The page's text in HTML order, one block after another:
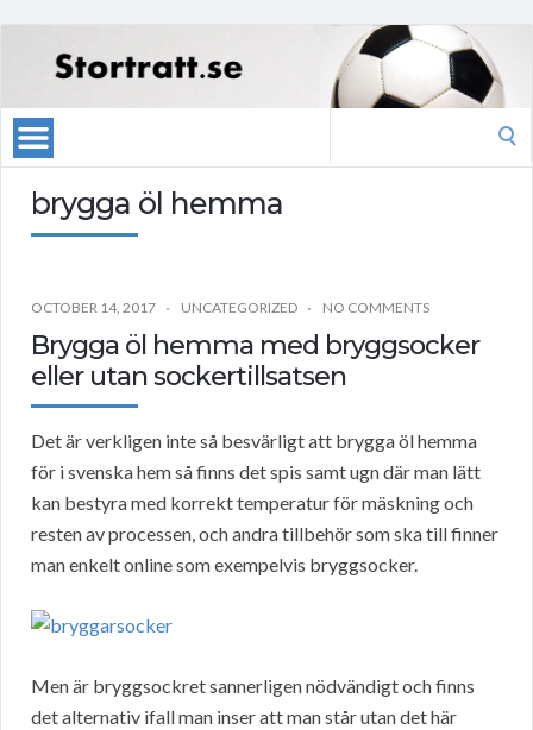
brygga öl hemma
OCTOBER 14, 2017 UNCATEGORIZED NO COMMENTS
Brygga öl hemma med bryggsocker
eller utan sockertillsatsen
Det är verkligen inte så besvärligt att brygga öl hemma
för i svenska hem så finns det spis samt ugn där man lätt
kan bestyra med korrekt temperatur för mäskning och
resten av processen, och andra tillbehör som ska till finner
man enkelt online som exempelvis bryggsocker.
Men är bryggsockret sannerligen nödvändigt och finns
det alternativ ifall man inser att man står utan det här